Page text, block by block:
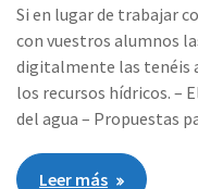
Si en lugar de trabajar
con vuestros alumnos
digitalmente las tenéis
los recursos hídricos. –
del agua – Propuestas
Leer más